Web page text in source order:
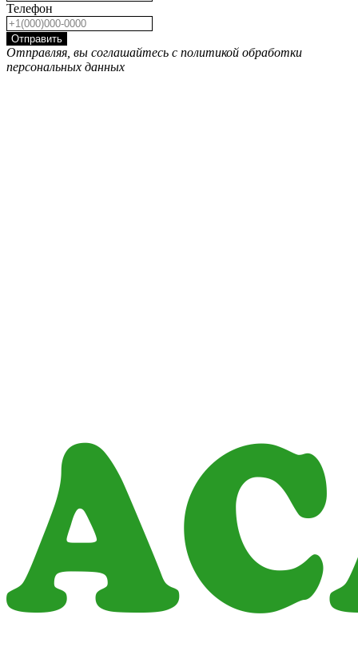
Телефон
Отправить
Отправляя, вы соглашайтесь с политикой обработки
персональных данных